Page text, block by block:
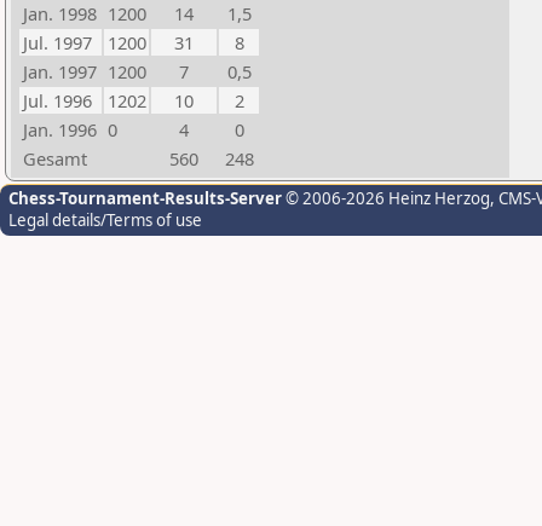
Jan. 1998 1200 14
1,5
Jul. 1997
1200 31
8
Jan. 1997 1200 7
0,5
Jul. 1996
1202 10
2
Jan. 1996 0 4
0
Gesamt
560 248
Chess-Tournament-Results-Server© 2006-2026 Heinz Herzog,
Legal details/Terms of use